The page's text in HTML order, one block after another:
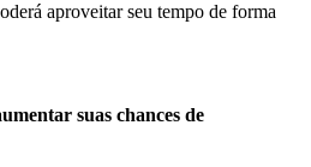
aproveitar seu tempo de forma
suas chances de